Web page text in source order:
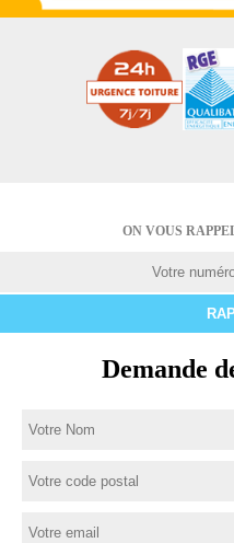
ON VOUS
Demande